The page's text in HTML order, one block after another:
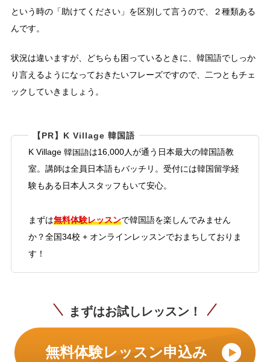
という時の「助けてください」を区別して言うので、２種類ある
んです。
状況は違いますが、どちらも困っているときに、韓国語でしっか
り言えるようになっておきたいフレーズですので、二つともチェ
ックしていきましょう。
【PR】K Village 韓国語
K Village 韓国語は16,000人が通う日本最大の韓国語教
室。講師は全員日本語もバッチリ。受付には韓国留学経
験もある日本人スタッフもいて安心。
まずは無料体験レッスンで韓国語を楽しんでみません
か？全国34校 + オンラインレッスンでおまちしておりま
す！
まずはお試しレッスン！
無料体験レッスン申込み